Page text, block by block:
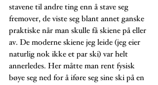
stavene til andre ting enn å stave seg
fremover, de viste seg blant annet ganske
praktiske når man skulle få skiene på eller
av. De moderne skiene jeg leide (jeg eier
naturlig nok ikke et par ski) var helt
annerledes. Her måtte man rent fysisk
bøye seg ned for å iføre seg sine ski på en